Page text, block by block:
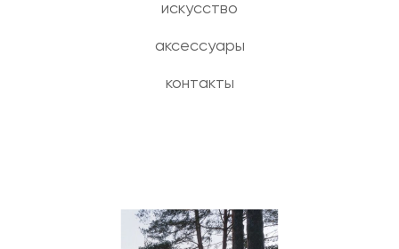
искусство
аксессуары
контакты